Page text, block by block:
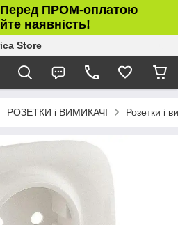
ПРОМ-оплатою
наявність!
Store
РОЗЕТКИ і ВИМИКАЧІ Розетки і